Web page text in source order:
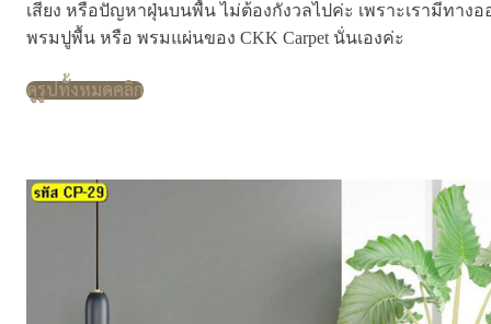
เสียง หรือปัญหาฝุ่นบนพื้น ไม่ต้องกังวลไปค่ะ เพราะเรามีทาง
พรมปูพื้น หรือ พรมแผ่นของ CKK Carpet นั่นเองค่ะ
ดูรูปทั้งหมดคลิก